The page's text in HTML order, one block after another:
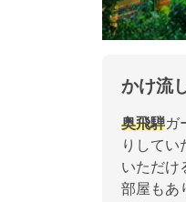
かけ流
奥飛騨ガ
りしてい
いただけ
部屋もあ